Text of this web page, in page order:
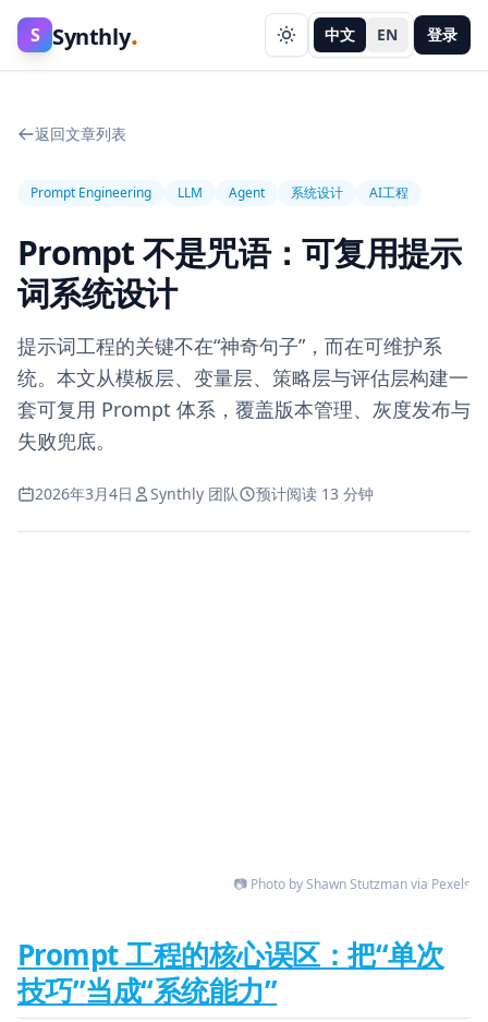
S Synthly. 中文 EN 登录
返回文章列表
Prompt Engineering LLM Agent 系统设计 AI工程
Prompt 不是咒语：可复用提示
词系统设计
提示词工程的关键不在“神奇句子”，而在可维护系
统。本文从模板层、变量层、策略层与评估层构建一
套可复用 Prompt 体系，覆盖版本管理、灰度发布与
失败兜底。
2026年3月4日 Synthly 团队 预计阅读 13 分钟
📷 Photo by Shawn Stutzman via Pexels
Prompt 工程的核心误区：把“单次
技巧”当成“系统能力”